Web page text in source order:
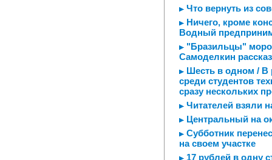
Что вернуть из
Ничего, кроме
Водный
"Бразильцы"
Самоделкин
Шесть в одном / В
среди студентов
сразу нескольких
Читателей взяли
Центральный на
Субботник
на своем участке
17 рублей в одну